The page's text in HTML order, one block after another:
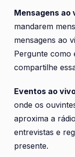
Mensagens ao
mandarem
mensagens ao
Pergunte como
compartilhe
Eventos ao
onde os
aproxima a
entrevistas e
presente.